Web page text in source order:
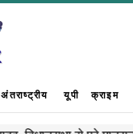
अंतराष्ट्रीय यूपी क्राइम